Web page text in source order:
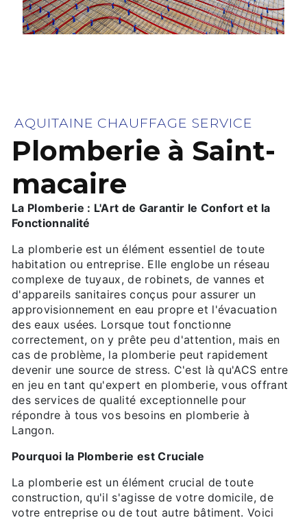
AQUITAINE CHAUFFAGE SERVICE
Plomberie à Saint-
macaire
La Plomberie : L'Art de Garantir le Confort et la
Fonctionnalité
La plomberie est un élément essentiel de toute
habitation ou entreprise. Elle englobe un réseau
complexe de tuyaux, de robinets, de vannes et
d'appareils sanitaires conçus pour assurer un
approvisionnement en eau propre et l'évacuation
des eaux usées. Lorsque tout fonctionne
correctement, on y prête peu d'attention, mais en
cas de problème, la plomberie peut rapidement
devenir une source de stress. C'est là qu'ACS entre
en jeu en tant qu'expert en plomberie, vous offrant
des services de qualité exceptionnelle pour
répondre à tous vos besoins en plomberie à
Langon.
Pourquoi la Plomberie est Cruciale
La plomberie est un élément crucial de toute
construction, qu'il s'agisse de votre domicile, de
votre entreprise ou de tout autre bâtiment. Voici